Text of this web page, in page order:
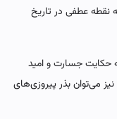
نقطه عطفی در تاریخ
حکایت جسارت و امید
می‌توان بذر پیروزی‌های